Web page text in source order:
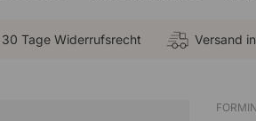
30 Tage Widerrufsrecht Versand